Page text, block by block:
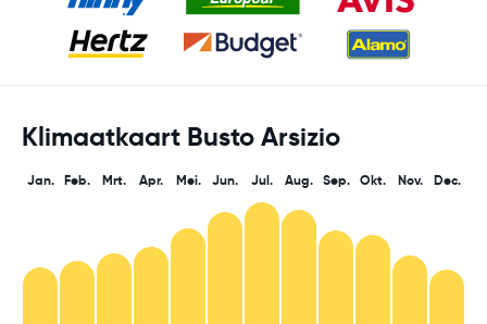
Klimaatkaart Busto Arsizio
Jan. Feb. Mrt. Apr. Mei. Jun. Jul. Aug. Sep. Okt. Nov. Dec.